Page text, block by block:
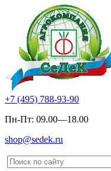
+7 (495) 788-93-90
Пн-Пт: 09.00—18.00
shop@sedek.ru